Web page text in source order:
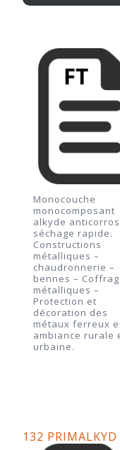
Monocouche
monocomposant
alkyde
séchage rapide.
Constructions
métalliques –
chaudronnerie –
bennes –
métalliques –
Protection et
décoration des
métaux ferreux
ambiance rurale
urbaine.
132 PRIMALKYD